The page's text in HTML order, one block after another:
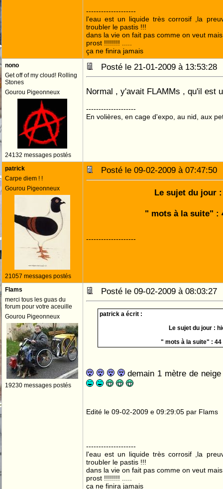
--------------------
l'eau est un liquide très corrosif ,la
troubler le pastis !!!
dans la vie on fait pas comme on veut
prost !!!!!!!! .....
ça ne finira jamais
nono
Get off of my cloud! Rolling
Stones
Gourou Pigeonneux
24132 messages postés
Posté le 21-01-2009 à
Normal , y'avait FLAMMs , qu'il est
--------------------
En volières, en cage d'expo, au nid, aux
patrick
Carpe diem ! !
Gourou Pigeonneux
21057 messages postés
Posté le 09-02-2009 à
Le sujet du jour
" mots à la suite" :
--------------------
Flams
merci tous les guas du
forum pour votre aceuille
Gourou Pigeonneux
19230 messages postés
Posté le 09-02-2009 à
patrick a écrit :
Le sujet du jour :
" mots à la suite" : 44
demain 1 mètre de
Edité le 09-02-2009 e 09:29:05 par Flams
--------------------
l'eau est un liquide très corrosif ,la
troubler le pastis !!!
dans la vie on fait pas comme on veut
prost !!!!!!!! .....
ça ne finira jamais